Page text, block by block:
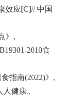
效应[C]// 中国
》 ,
2010食
指南(2022)》 ,
人健康.,